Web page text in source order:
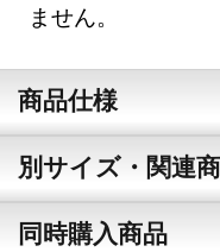
ません。
商品仕様
別サイズ・関連
同時購入商品